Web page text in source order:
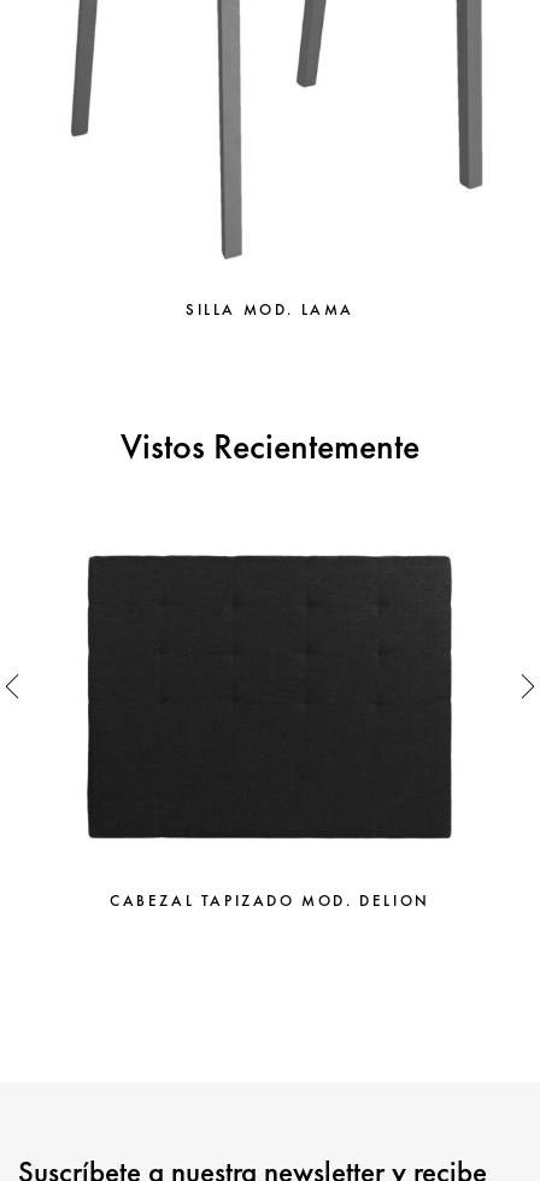
SILLA MOD. LAMA
Vistos Recientemente
CABEZAL TAPIZADO MOD. DELION
Suscríbete a nuestra newsletter y recibe